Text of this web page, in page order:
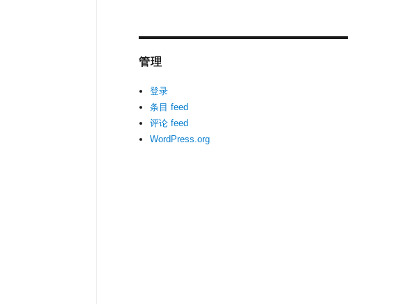
管理
登录
条目 feed
评论 feed
WordPress.org